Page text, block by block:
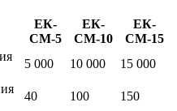
ЕК-
CM-5
ЕК-
CM-10
ЕК-
CM-15
5 000 10 000
15 000
40 100
150